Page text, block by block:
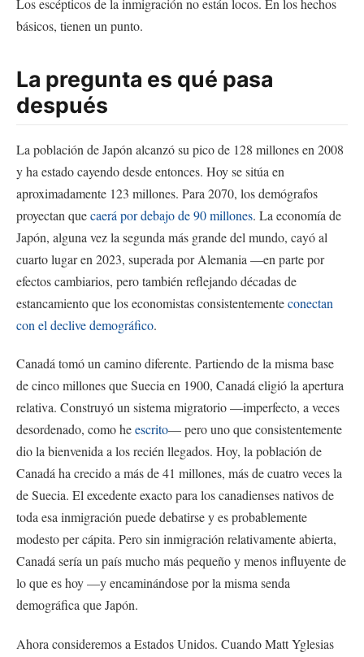
básicos, tienen un punto.
La pregunta es qué pasa
después
La población de Japón alcanzó su pico de 128 millones en 2008
y ha estado cayendo desde entonces. Hoy se sitúa en
aproximadamente 123 millones. Para 2070, los demógrafos
proyectan quecaerá por debajo de 90 millones. La economía de
Japón, alguna vez la segunda más grande del mundo, cayó al
cuarto lugar en 2023, superada por Alemania —en parte por
efectos cambiarios, pero también reflejando décadas de
estancamiento que los economistas consistentementeconectan
con el declive demográfico.
Canadá tomó un camino diferente. Partiendo de la misma base
de cinco millones que Suecia en 1900, Canadá eligió la apertura
relativa. Construyó un sistema migratorio —imperfecto, a veces
desordenado, como heescrito— pero uno que consistentemente
dio la bienvenida a los recién llegados. Hoy, la población de
Canadá ha crecido a más de 41 millones, más de cuatro veces la
de Suecia. El excedente exacto para los canadienses nativos de
toda esa inmigración puede debatirse y es probablemente
modesto per cápita. Pero sin inmigración relativamente abierta,
Canadá sería un país mucho más pequeño y menos influyente de
lo que es hoy —y encaminándose por la misma senda
demográfica que Japón.
Ahora consideremos a Estados Unidos. Cuando Matt Yglesias